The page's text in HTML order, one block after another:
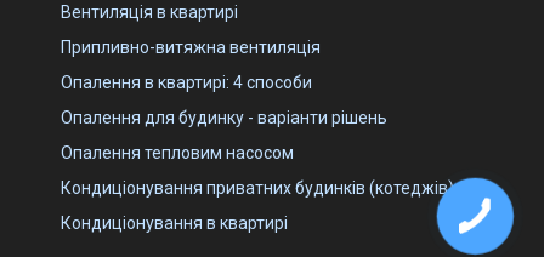
Вентиляція в квартирі
Припливно-витяжна вентиляція
Опалення в квартирі: 4 способи
Опалення для будинку - варіанти рішень
Опалення тепловим насосом
Кондиціонування приватних будинків (котеджів)
Кондиціонування в квартирі